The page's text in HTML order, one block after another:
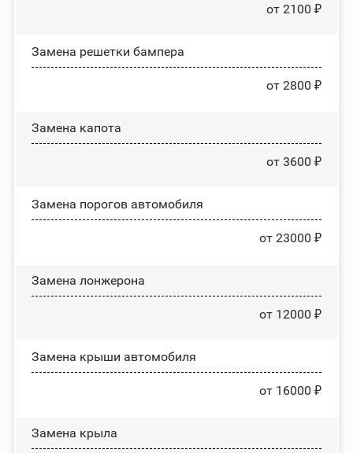
от 2100 ₽
Замена решетки бампера
от 2800 ₽
Замена капота
от 3600 ₽
Замена порогов автомобиля
от 23000 ₽
Замена лонжерона
от 12000 ₽
Замена крыши автомобиля
от 16000 ₽
Замена крыла